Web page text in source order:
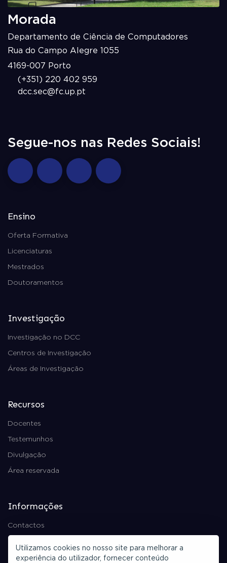
Utilizamos cookies no nosso site para melhorar a
experiência do utilizador, fornecer conteúdo
Morada
Departamento de Ciência de Computadores
Rua do Campo Alegre 1055
4169-007 Porto
(+351) 220 402 959
dcc.sec@fc.up.pt
Segue-nos nas Redes Sociais!
Ensino
Oferta Formativa
Licenciaturas
Mestrados
Doutoramentos
Investigação
Investigação no DCC
Centros de Investigação
Áreas de Investigação
Recursos
Docentes
Testemunhos
Divulgação
Área reservada
Informações
Contactos
Ficha Técnica